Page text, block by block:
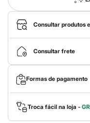
Básicos
Calças
Casacos e Jaquetas
Jeans
Macacões
Saias
Shorts e Bermudas
Vestidos
Acessórios
Bolsas
Bonés e Chapéus
Bijoux
Cintos
Óculos
Consultar produtos
Consultar frete
Formas de pagamento
Troca fácil na loja -